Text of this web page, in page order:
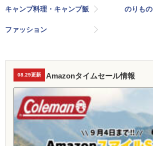
キャンプ料理・キャンプ飯 のりもの
ファッション
08.29更新 Amazonタイムセール情報